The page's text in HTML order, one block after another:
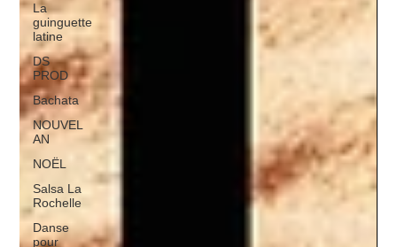
La
guinguette
latine
DS
PROD
Bachata
NOUVEL
AN
NOËL
Salsa La
Rochelle
Danse
pour